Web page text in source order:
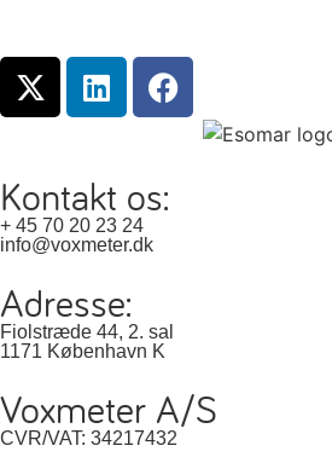
Kontakt os:
+ 45 70 20 23 24
info@voxmeter.dk
Adresse:
Fiolstræde 44, 2. sal
1171 København K
Voxmeter A/S
CVR/VAT: 34217432